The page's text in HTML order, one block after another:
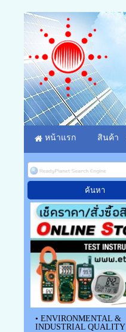
หน้าแรก สินค้า
• ENVIRONMENTAL &
INDUSTRIAL QUALITY